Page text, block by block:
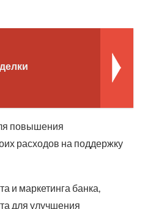
повышения
расходов на поддержку
и маркетинга банка,
для улучшения